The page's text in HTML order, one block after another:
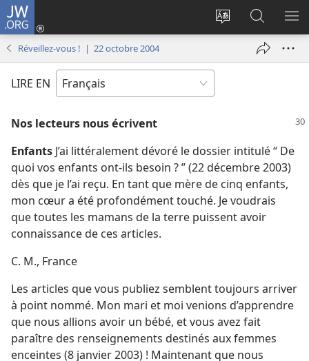
JW.ORG
Changer
langue
Se
connecter
nouvelle
sur
JW.ORG
Réveillez-vous ! | 22 octobre 2004
LIRE EN
Nos lecteurs nous écrivent
Enfants J’ai littéralement dévoré le dossier intitulé “ De
quoi vos enfants ont-​ils besoin ? ” (22 décembre 2003)
dès que je l’ai reçu. En tant que mère de cinq enfants,
mon cœur a été profondément touché. Je voudrais
que toutes les mamans de la terre puissent avoir
connaissance de ces articles.
C. M., France
Les articles que vous publiez semblent toujours arriver
à point nommé. Mon mari et moi venions d’apprendre
que nous allions avoir un bébé, et vous avez fait
paraître des renseignements destinés aux femmes
enceintes (8 janvier 2003) ! Maintenant que nous